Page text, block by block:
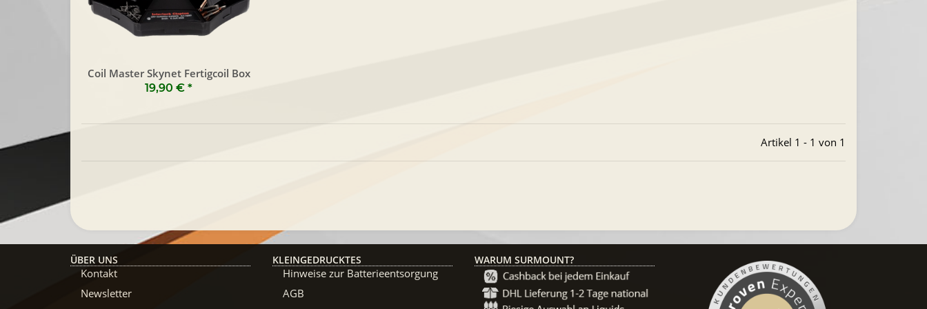
Coil Master Skynet Fertigcoil Box
19,90 € *
Artikel 1 - 1 von 1
ÜBER UNS
Kontakt
Newsletter
KLEINGEDRUCKTES
Hinweise zur Batterieentsorgung
AGB
WARUM SURMOUNT?